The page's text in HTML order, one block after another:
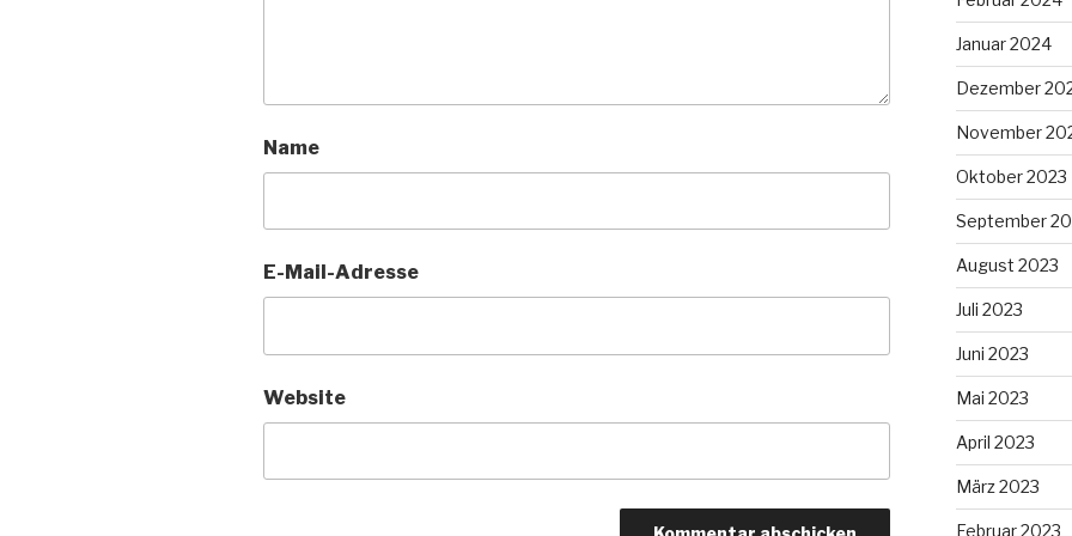
Name
E-Mail-Adresse
Website
Januar 2024
Dezember
November
Oktober 2023
September
August 2023
Juli 2023
Juni 2023
Mai 2023
April 2023
März 2023
Februar 2023